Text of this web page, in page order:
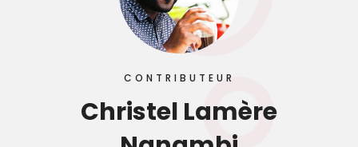
CONTRIBUTEUR
Christel Lamère